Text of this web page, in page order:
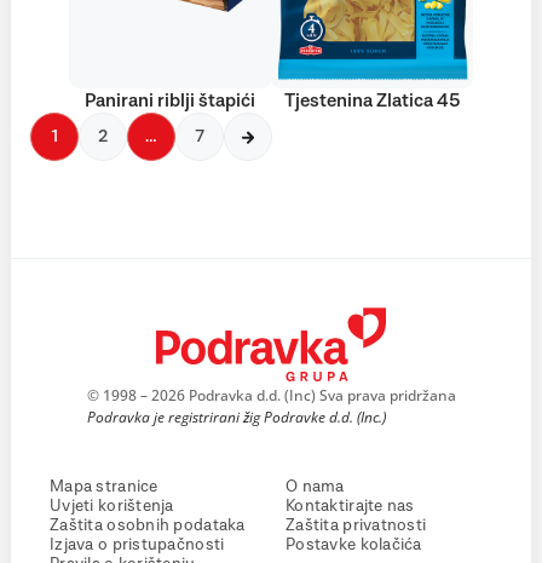
Panirani riblji štapići Tjestenina Zlatica 45
1 2 … 7
© 1998 – 2026 Podravka d.d. (Inc) Sva prava pridržana
Podravka je registrirani žig Podravke d.d. (Inc.)
Mapa stranice
Uvjeti korištenja
Zaštita osobnih podataka
Izjava o pristupačnosti
O nama
Kontaktirajte nas
Zaštita privatnosti
Postavke kolačića